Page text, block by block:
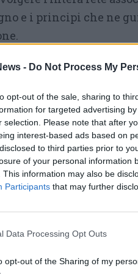
- Do Not Process My
opt-out of the sale, sharing to
for targeted advertising
selection. Please note that after
interest-based ads based on
to third parties prior to
of your personal information
This information may also be
Participants that may further
Data Processing Opt Outs
opt-out of the Sharing of my
e i principi che ne
dell’albero, emblema
un pezzo di legno
la parola che meglio
alla comunità. È
trova casa sotto i
patrimonio visibile
profondo dell’opera è
albero: